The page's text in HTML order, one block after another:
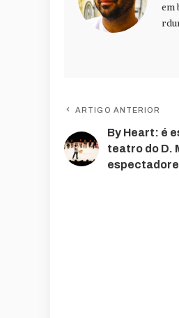
em
ARTIGO ANTERIOR
By Heart: é
teatro do D.